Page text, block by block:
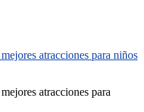
atracciones para niños
atracciones para